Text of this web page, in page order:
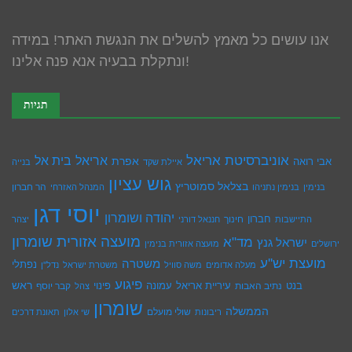
אנו עושים כל מאמץ להשלים את הנגשת האתר! במידה
ונתקלת בבעיה אנא פנה אלינו!
תגיות
אבי רואה אוניברסיטת אריאל איילת שקד אפרת אריאל בית אל בנייה
בנימין בנימין נתניהו בצלאל סמוטריץ גוש עציון המנהל האזרחי הר חברון
התיישבות חברון חינוך חננאל דורני יהודה ושומרון יוסי דגן יצהר
ירושלים ישראל גנץ מד"א מועצה אזורית בנימין מועצה אזורית שומרון
מועצת יש''ע מעלה אדומים משה סוויל משטרה משטרת ישראל נדל''ן נפתלי
בנט נתיב האבות עיריית אריאל עמונה פיגוע פינוי צהל קבר יוסף ראש
הממשלה ריבונות שולי מועלם שומרון שי אלון תאונת דרכים